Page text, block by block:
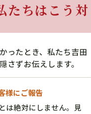
たちはこう対
ったとき、私たち吉田
さずお伝えします。
様にご報告
は絶対にしません。見